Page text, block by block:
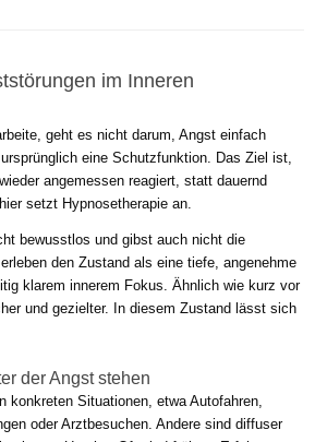
im Inneren
geht es nicht darum, Angst einfach
eine Schutzfunktion. Das Ziel ist,
angemessen reagiert, statt dauernd
setzt Hypnosetherapie an.
bewusstlos und gibst auch nicht die
den Zustand als eine tiefe, angenehme
klarem innerem Fokus. Ähnlich wie kurz vor
und gezielter. In diesem Zustand lässt sich
der Angst stehen
konkreten Situationen, etwa Autofahren,
oder Arztbesuchen. Andere sind diffuser